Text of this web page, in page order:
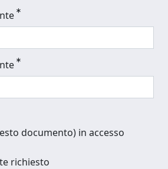
documento) in accesso
richiesto